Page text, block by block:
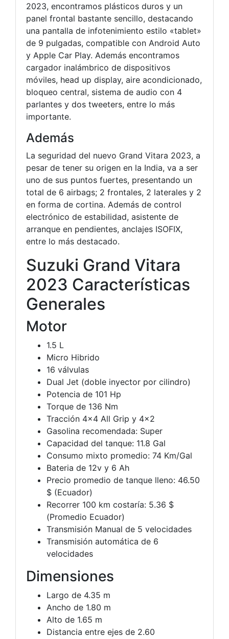
2023, encontramos plásticos duros y un
panel frontal bastante sencillo, destacando
una pantalla de infotenimiento estilo «tablet»
de 9 pulgadas, compatible con Android Auto
y Apple Car Play. Además encontramos
cargador inalámbrico de dispositivos
móviles, head up display, aire acondicionado,
bloqueo central, sistema de audio con 4
parlantes y dos tweeters, entre lo más
importante.
Además
La seguridad del nuevo Grand Vitara 2023, a
pesar de tener su origen en la India, va a ser
uno de sus puntos fuertes, presentando un
total de 6 airbags; 2 frontales, 2 laterales y 2
en forma de cortina. Además de control
electrónico de estabilidad, asistente de
arranque en pendientes, anclajes ISOFIX,
entre lo más destacado.
Suzuki Grand Vitara
2023 Características
Generales
Motor
1.5 L
Micro Hibrido
16 válvulas
Dual Jet (doble inyector por cilindro)
Potencia de 101 Hp
Torque de 136 Nm
Tracción 4×4 All Grip y 4×2
Gasolina recomendada: Super
Capacidad del tanque: 11.8 Gal
Consumo mixto promedio: 74 Km/Gal
Bateria de 12v y 6 Ah
Precio promedio de tanque lleno: 46.50
$ (Ecuador)
Recorrer 100 km costaría: 5.36 $
(Promedio Ecuador)
Transmisión Manual de 5 velocidades
Transmisión automática de 6
velocidades
Dimensiones
Largo de 4.35 m
Ancho de 1.80 m
Alto de 1.65 m
Distancia entre ejes de 2.60